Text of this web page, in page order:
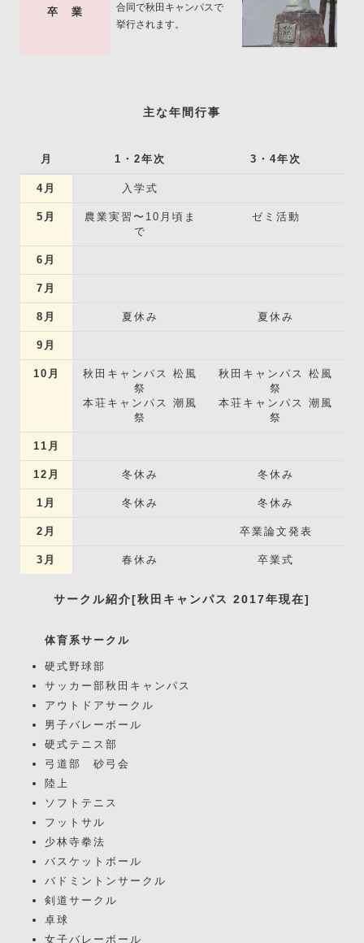
卒 業
合同で秋田キャンパスで
挙行されます。
主な年間行事
月 1・2年次 3・4年次
4月 入学式
5月
農業実習〜10月頃ま
で
ゼミ活動
6月
7月
8月 夏休み 夏休み
9月
10月
秋田キャンパス 松風
祭
本荘キャンパス 潮風
祭
秋田キャンパス 松風
祭
本荘キャンパス 潮風
祭
11月
12月 冬休み 冬休み
1月 冬休み 冬休み
2月 卒業論文発表
3月 春休み 卒業式
サークル紹介[秋田キャンパス 2017年現在]
体育系サークル
硬式野球部
サッカー部秋田キャンパス
アウトドアサークル
男子バレーボール
硬式テニス部
弓道部 砂弓会
陸上
ソフトテニス
フットサル
少林寺拳法
バスケットボール
バドミントンサークル
剣道サークル
卓球
女子バレーボール